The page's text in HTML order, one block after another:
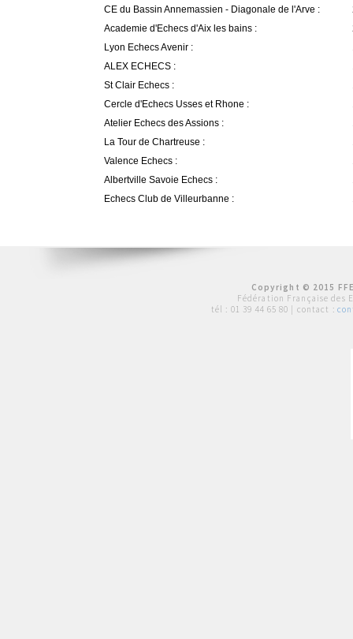
CE du Bassin Annemassien - Diagonale de l'Arve :
Academie d'Echecs d'Aix les bains :
Lyon Echecs Avenir :
ALEX ECHECS :
St Clair Echecs :
Cercle d'Echecs Usses et Rhone :
Atelier Echecs des Assions :
La Tour de Chartreuse :
Valence Echecs :
Albertville Savoie Echecs :
Echecs Club de Villeurbanne :
Copyright © 2015
Fédération Française des
tél : 01 39 44 65 80 | contact :